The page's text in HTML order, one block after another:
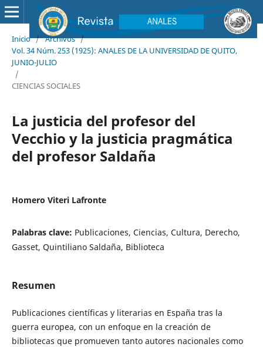
Inicio / Archivos /
Vol. 34 Núm. 253 (1925): ANALES DE LA UNIVERSIDAD DE QUITO,
JUNIO-JULIO
/
CIENCIAS SOCIALES
La justicia del profesor del
Vecchio y la justicia pragmática
del profesor Saldaña
Homero Viteri Lafronte
Palabras clave: Publicaciones, Ciencias, Cultura, Derecho,
Gasset, Quintiliano Saldaña, Biblioteca
Resumen
Publicaciones científicas y literarias en España tras la
guerra europea, con un enfoque en la creación de
bibliotecas que promueven tanto autores nacionales como